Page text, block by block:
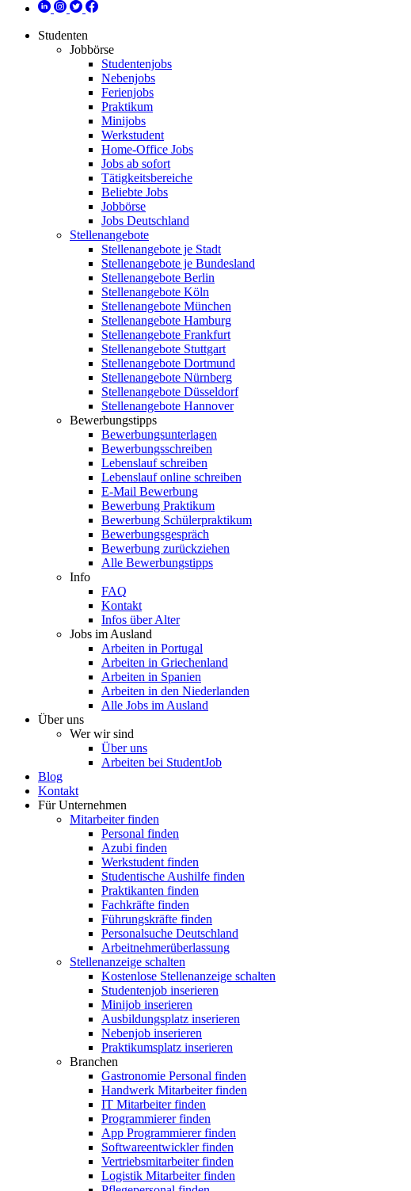
Studenten
Jobbörse
Studentenjobs
Nebenjobs
Ferienjobs
Praktikum
Minijobs
Werkstudent
Home-Office Jobs
Jobs ab sofort
Tätigkeitsbereiche
Beliebte Jobs
Jobbörse
Jobs Deutschland
Stellenangebote
Stellenangebote je Stadt
Stellenangebote je Bundesland
Stellenangebote Berlin
Stellenangebote Köln
Stellenangebote München
Stellenangebote Hamburg
Stellenangebote Frankfurt
Stellenangebote Stuttgart
Stellenangebote Dortmund
Stellenangebote Nürnberg
Stellenangebote Düsseldorf
Stellenangebote Hannover
Bewerbungstipps
Bewerbungsunterlagen
Bewerbungsschreiben
Lebenslauf schreiben
Lebenslauf online schreiben
E-Mail Bewerbung
Bewerbung Praktikum
Bewerbung Schülerpraktikum
Bewerbungsgespräch
Bewerbung zurückziehen
Alle Bewerbungstipps
Info
FAQ
Kontakt
Infos über Alter
Jobs im Ausland
Arbeiten in Portugal
Arbeiten in Griechenland
Arbeiten in Spanien
Arbeiten in den Niederlanden
Alle Jobs im Ausland
Über uns
Wer wir sind
Über uns
Arbeiten bei StudentJob
Blog
Kontakt
Für Unternehmen
Mitarbeiter finden
Personal finden
Azubi finden
Werkstudent finden
Studentische Aushilfe finden
Praktikanten finden
Fachkräfte finden
Führungskräfte finden
Personalsuche Deutschland
Arbeitnehmerüberlassung
Stellenanzeige schalten
Kostenlose Stellenanzeige schalten
Studentenjob inserieren
Minijob inserieren
Ausbildungsplatz inserieren
Nebenjob inserieren
Praktikumsplatz inserieren
Branchen
Gastronomie Personal finden
Handwerk Mitarbeiter finden
IT Mitarbeiter finden
Programmierer finden
App Programmierer finden
Softwareentwickler finden
Vertriebsmitarbeiter finden
Logistik Mitarbeiter finden